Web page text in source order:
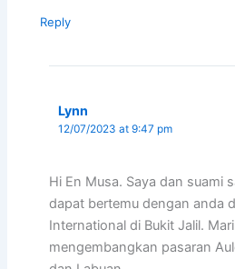
Reply
Lynn
12/07/2023 at 9:47 pm
Hi En Musa. Saya dan suami
dapat bertemu dengan anda
International di Bukit Jalil.
mengembangkan pasaran